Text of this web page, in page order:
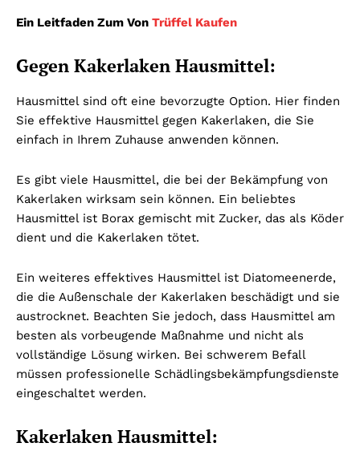
Ein Leitfaden Zum Von Trüffel Kaufen
Gegen Kakerlaken Hausmittel:
Hausmittel sind oft eine bevorzugte Option. Hier finden
Sie effektive Hausmittel gegen Kakerlaken, die Sie
einfach in Ihrem Zuhause anwenden können.
Es gibt viele Hausmittel, die bei der Bekämpfung von
Kakerlaken wirksam sein können. Ein beliebtes
Hausmittel ist Borax gemischt mit Zucker, das als Köder
dient und die Kakerlaken tötet.
Ein weiteres effektives Hausmittel ist Diatomeenerde,
die die Außenschale der Kakerlaken beschädigt und sie
austrocknet. Beachten Sie jedoch, dass Hausmittel am
besten als vorbeugende Maßnahme und nicht als
vollständige Lösung wirken. Bei schwerem Befall
müssen professionelle Schädlingsbekämpfungsdienste
eingeschaltet werden.
Kakerlaken Hausmittel: